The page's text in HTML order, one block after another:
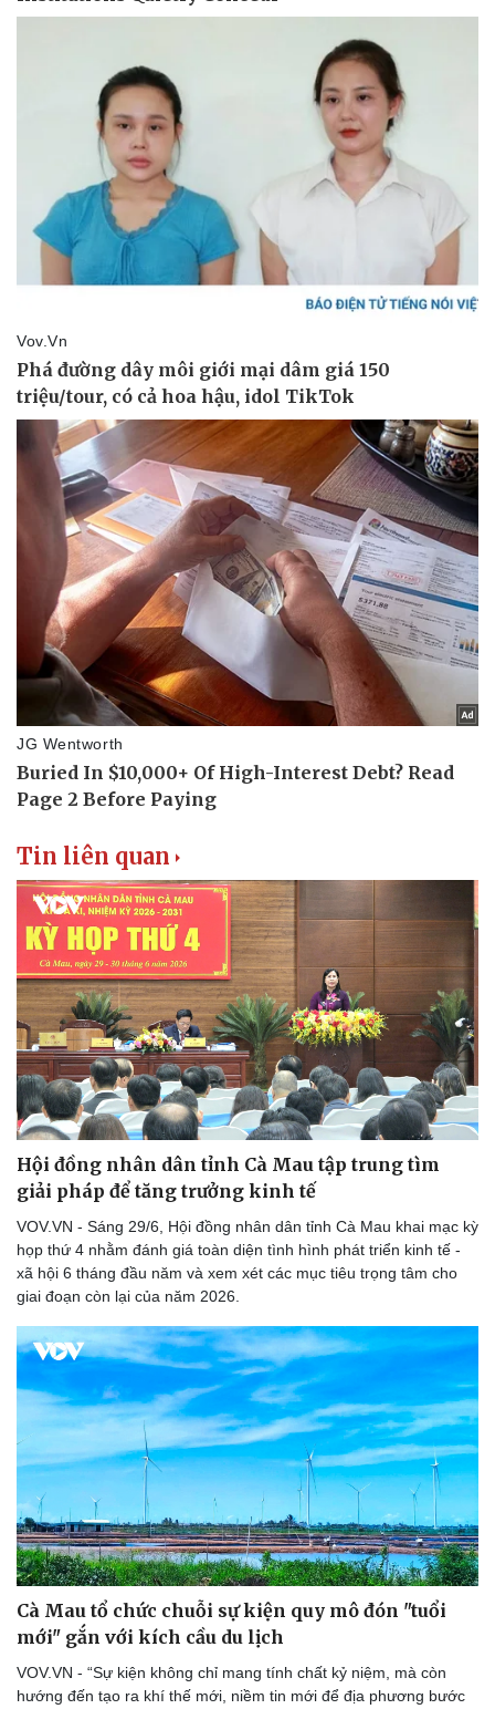
Doanh nghiệp
Thông tin doanh nghiệp
Doanh nghiệp 24h
Doanh nhân
Vì cộng đồng
Công nghệ
Sành điệu
Trải nghiệm
Chuyển đổi số
Sức khỏe
Dinh dưỡng - món ngon
Cây thuốc
Sản phụ khoa
Nhi khoa
Làm đẹp - giảm cân
Đời sống
Nhà đẹp
Blog
Tình yêu - Gia đình
Tin liên quan
Hội đồng nhân dân tỉnh Cà Mau tập trung tìm
giải pháp để tăng trưởng kinh tế
VOV.VN - Sáng 29/6, Hội đồng nhân dân tỉnh Cà Mau khai mạc kỳ
họp thứ 4 nhằm đánh giá toàn diện tình hình phát triển kinh tế -
xã hội 6 tháng đầu năm và xem xét các mục tiêu trọng tâm cho
giai đoạn còn lại của năm 2026.
Cà Mau tổ chức chuỗi sự kiện quy mô đón "tuổi
mới" gắn với kích cầu du lịch
VOV.VN - “Sự kiện không chỉ mang tính chất kỷ niệm, mà còn
hướng đến tạo ra khí thế mới, niềm tin mới để địa phương bước